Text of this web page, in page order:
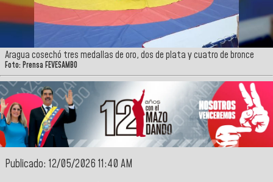
Aragua cosechó tres medallas de oro, dos de plata y cuatro de bronce
Foto: Prensa FEVESAMBO
Publicado: 12/05/2026 11:40 AM